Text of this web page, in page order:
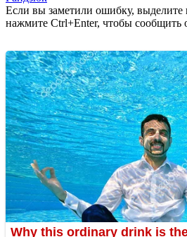
Если вы заметили ошибку, выделите
нажмите Ctrl+Enter, чтобы сообщить